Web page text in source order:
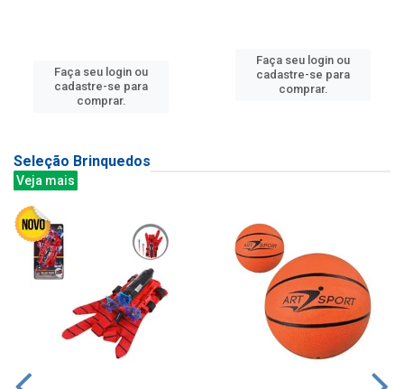
Faça seu login ou
cadastre-se para
comprar.
Faça seu login ou
cadastre-se para
comprar.
Seleção Brinquedos
Veja mais